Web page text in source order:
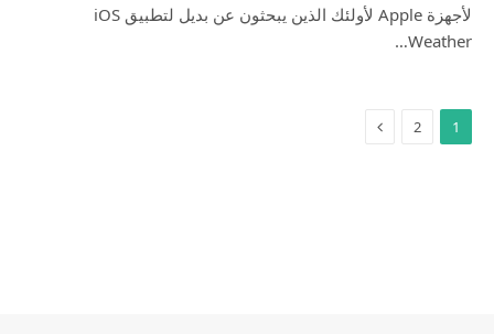
لأجهزة Apple لأولئك الذين يبحثون عن بديل لتطبيق iOS
Weather…
1
2